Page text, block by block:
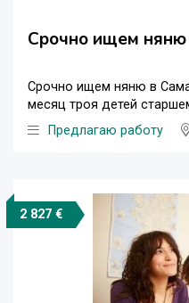
Срочно ищем няню
Срочно ищем няню в
месяц троя детей
Предлагаю работу
2 827 €